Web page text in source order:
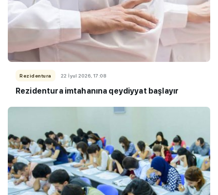
Rezidentura 22 İyul 2026, 17:08
Rezidentura imtahanına qeydiyyat başlayır